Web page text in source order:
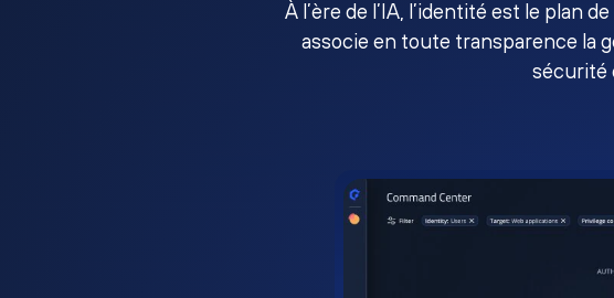
À l’ère de l’IA, l’identité est le plan
associe en toute transparence la
sécurité